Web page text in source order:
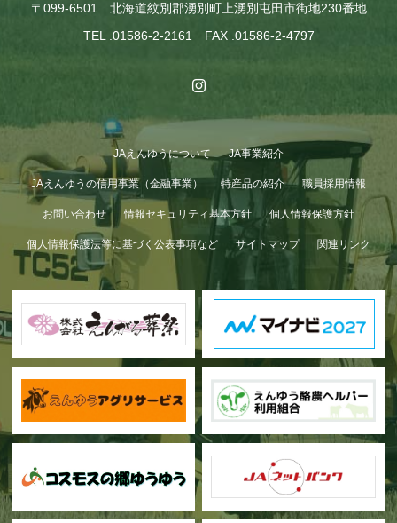
〒099-6501 北海道紋別郡湧別町上湧別屯田市街地230番地
TEL .01586-2-2161 FAX .01586-2-4797
JAえんゆうについて JA事業紹介
JAえんゆうの信用事業（金融事業） 特産品の紹介 職員採用情報
お問い合わせ 情報セキュリティ基本方針 個人情報保護方針
個人情報保護法等に基づく公表事項など サイトマップ 関連リンク